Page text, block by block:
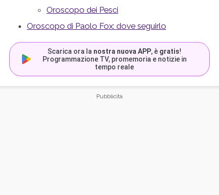
Oroscopo dei Pesci
Oroscopo di Paolo Fox: dove seguirlo
Scarica ora la nostra nuova APP, è gratis!
Programmazione TV, promemoria e notizie in
tempo reale